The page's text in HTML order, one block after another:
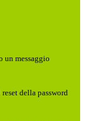
un messaggio
della password